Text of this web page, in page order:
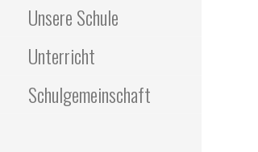
Unsere Schule
Unterricht
Schulgemeinschaft